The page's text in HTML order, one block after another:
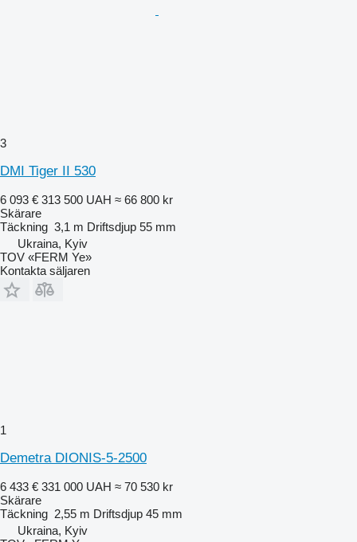
3
DMI Tiger II 530
6 093 € 313 500 UAH ≈ 66 800 kr
Skärare
Täckning 3,1 m Driftsdjup 55 mm
Ukraina, Kyiv
TOV «FERM Ye»
Kontakta säljaren
1
Demetra DIONIS-5-2500
6 433 € 331 000 UAH ≈ 70 530 kr
Skärare
Täckning 2,55 m Driftsdjup 45 mm
Ukraina, Kyiv